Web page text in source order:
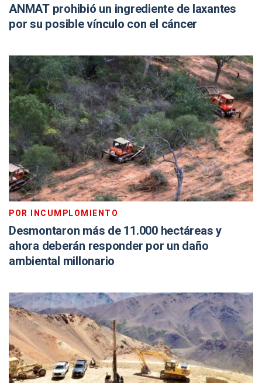
ANMAT prohibió un ingrediente de laxantes
por su posible vínculo con el cáncer
POR INCUMPLOMIENTO
Desmontaron más de 11.000 hectáreas y
ahora deberán responder por un daño
ambiental millonario